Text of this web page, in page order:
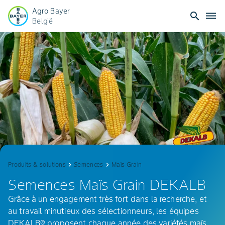
Agro Bayer
België
search dehaze
Maïs
Grain
Produits & solutions keyboard_arrow_right Semences keyboard_arrow_right Maïs Grain
Semences Maïs Grain DEKALB
Grâce à un engagement très fort dans la recherche, et
au travail minutieux des sélectionneurs, les équipes
DEKALB® proposent chaque année des variétés maïs